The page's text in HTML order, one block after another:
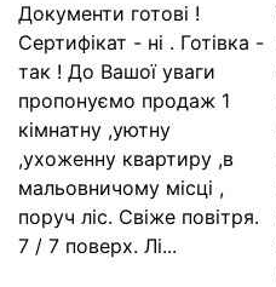
Документи готові !
Сертифікат - ні . Готівка -
так ! До Вашої уваги
пропонуємо продаж 1
кімнатну ,уютну
,ухоженну квартиру ,в
мальовничому місці ,
поруч ліс. Свіже повітря.
7 / 7 поверх. Лі...